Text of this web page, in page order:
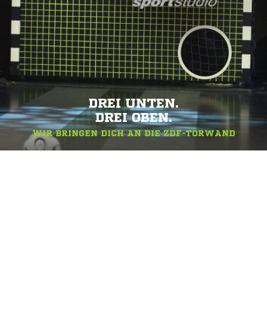
DREI UNTEN.
DREI OBEN.
WIR BRINGEN DICH AN DIE ZDF-TORWAND